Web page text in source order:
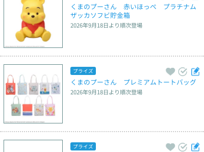
くまのプーさん　赤いほっぺ　プラチナム
ザッカソフビ貯金箱
2026年9月18日より順次登場
プライズ
くまのプーさん　プレミアムトートバッグ
2026年9月18日より順次登場
プライズ